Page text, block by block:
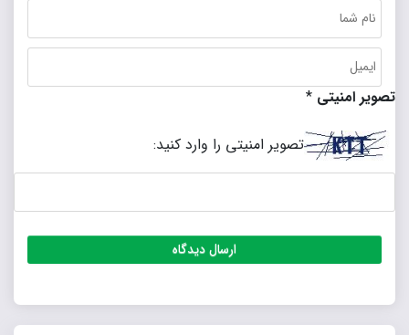
تصویر امنیتی *
تصویر امنیتی را وارد کنید: